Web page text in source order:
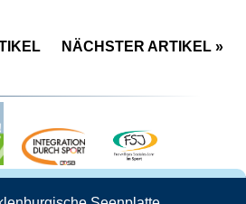
NÄCHSTER ARTIKEL »